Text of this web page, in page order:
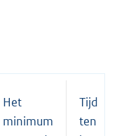
Het
minimum
ten